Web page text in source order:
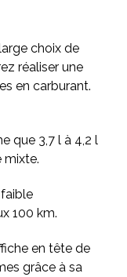
choix de
réaliser une
en carburant.
que 3,7 l à 4,2 l
mixte.
100 km.
en tête de
grâce à sa